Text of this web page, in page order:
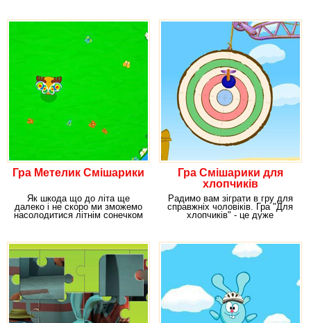
Гра Метелик Смішарики
Як шкода що до літа ще
далеко і не скоро ми зможемо
насолодитися літнім сонечком
Гра Смішарики для
хлопчиків
Радимо вам зіграти в гру для
справжніх чоловіків. Гра "Для
хлопчиків" - це дуже